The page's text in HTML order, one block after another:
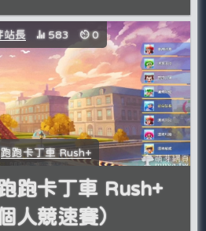
站長 583 0
跑跑卡丁車 Rush+
跑卡丁車 Rush+
人競速賽）